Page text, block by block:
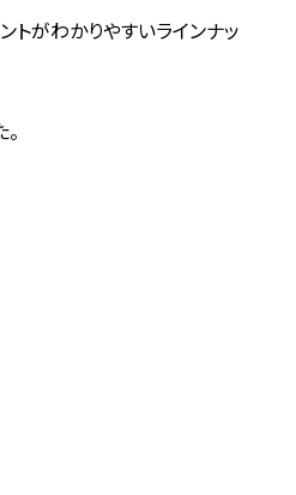
がわかりやすいラインナッ